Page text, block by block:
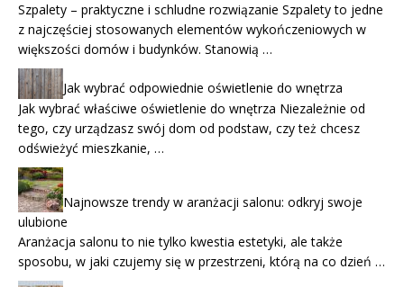
Szpalety – praktyczne i schludne rozwiązanie Szpalety to jedne
z najczęściej stosowanych elementów wykończeniowych w
większości domów i budynków. Stanowią …
Jak wybrać odpowiednie oświetlenie do wnętrza
Jak wybrać właściwe oświetlenie do wnętrza Niezależnie od
tego, czy urządzasz swój dom od podstaw, czy też chcesz
odświeżyć mieszkanie, …
Najnowsze trendy w aranżacji salonu: odkryj swoje
ulubione
Aranżacja salonu to nie tylko kwestia estetyki, ale także
sposobu, w jaki czujemy się w przestrzeni, którą na co dzień …